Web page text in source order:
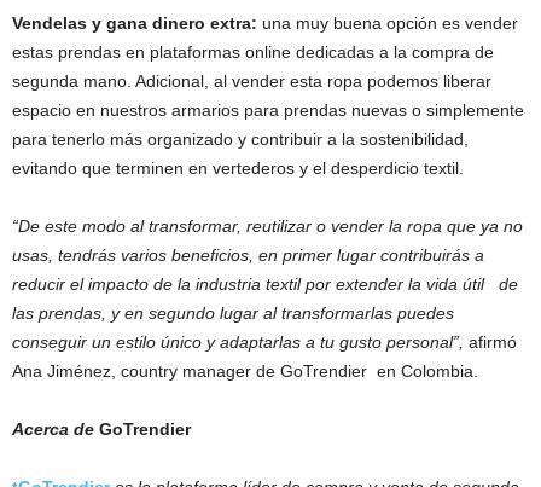
Vendelas y gana dinero extra: una muy buena opción es vender
estas prendas en plataformas online dedicadas a la compra de
segunda mano. Adicional, al vender esta ropa podemos liberar
espacio en nuestros armarios para prendas nuevas o simplemente
para tenerlo más organizado y contribuir a la sostenibilidad,
evitando que terminen en vertederos y el desperdicio textil.
“De este modo al transformar, reutilizar o vender la ropa que ya no
usas, tendrás varios beneficios, en primer lugar contribuirás a
reducir el impacto de la industria textil por extender la vida útil de
las prendas, y en segundo lugar al transformarlas puedes
conseguir un estilo único y adaptarlas a tu gusto personal”, afirmó
Ana Jiménez, country manager de GoTrendier en Colombia.
Acerca de GoTrendier